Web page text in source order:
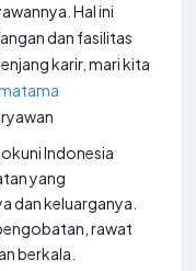
Hal ini
dan fasilitas
karir, mari kita
Indonesia
yang
dan keluarganya.
rawat
berkala.